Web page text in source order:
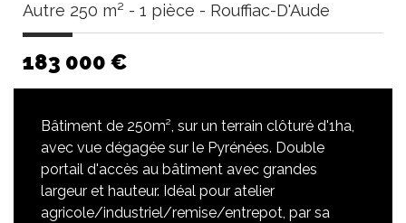
Autre 250 m² - 1 pièce - Rouffiac-D'Aude
183 000 €
Bâtiment de 250m², sur un terrain clôturé d'1ha,
avec vue dégagée sur le Pyrénées. Double
portail d'accès au bâtiment avec grandes
largeur et hauteur. Idéal pour atelier
agricole/industriel/remise/entrepot, par sa